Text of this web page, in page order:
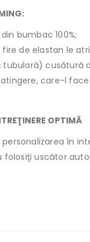
bumbac 100%;
de elastan le
cusătură
care-l
OPTIMĂ
în
folosiţi uscător